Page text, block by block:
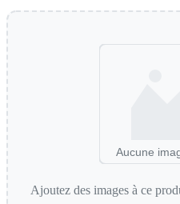
Aucune
Ajoutez des images à ce